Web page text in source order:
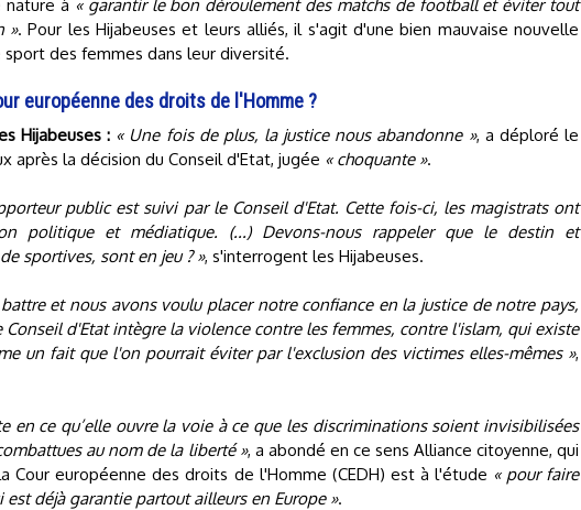
à « garantir le bon déroulement des matchs de football et éviter tout
». Pour les Hijabeuses et leurs alliés, il s'agit d'une bien mauvaise nouvelle
des femmes dans leur diversité.
européenne des droits de l'Homme ?
Hijabeuses : « Une fois de plus, la justice nous abandonne », a déploré le
après la décision du Conseil d'Etat, jugée « choquante ».
public est suivi par le Conseil d'Etat. Cette fois-ci, les magistrats ont
politique et médiatique. (...) Devons-nous rappeler que le destin et
sportives, sont en jeu ? », s'interrogent les Hijabeuses.
et nous avons voulu placer notre confiance en la justice de notre pays,
Conseil d'Etat intègre la violence contre les femmes, contre l'islam, qui existe
un fait que l'on pourrait éviter par l'exclusion des victimes elles-mêmes »,
en ce qu’elle ouvre la voie à ce que les discriminations soient invisibilisées
au nom de la liberté », a abondé en ce sens Alliance citoyenne, qui
Cour européenne des droits de l'Homme (CEDH) est à l'étude « pour faire
déjà garantie partout ailleurs en Europe ».